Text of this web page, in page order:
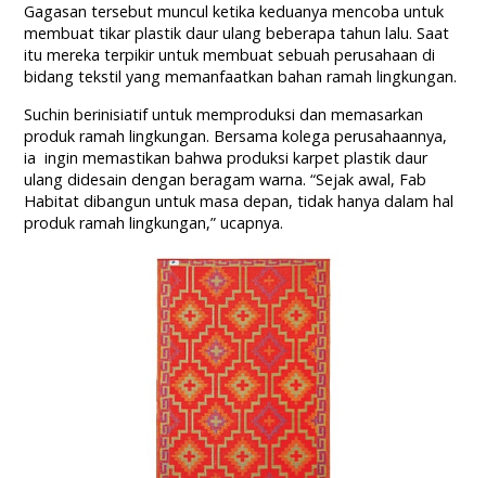
Gagasan tersebut muncul ketika keduanya mencoba untuk
membuat tikar plastik daur ulang beberapa tahun lalu. Saat
itu mereka terpikir untuk membuat sebuah perusahaan di
bidang tekstil yang memanfaatkan bahan ramah lingkungan.
Suchin berinisiatif untuk memproduksi dan memasarkan
produk ramah lingkungan. Bersama kolega perusahaannya,
ia ingin memastikan bahwa produksi karpet plastik daur
ulang didesain dengan beragam warna. “Sejak awal, Fab
Habitat dibangun untuk masa depan, tidak hanya dalam hal
produk ramah lingkungan,” ucapnya.